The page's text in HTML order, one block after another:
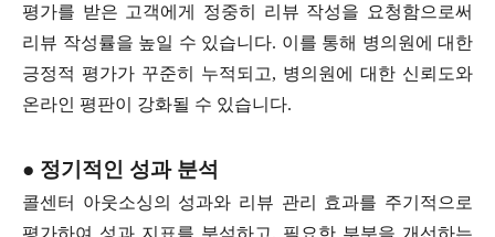
평가를 받은 고객에게 정중히 리뷰 작성을 요청함으로써
리뷰 작성률을 높일 수 있습니다. 이를 통해 병의원에 대한
긍정적 평가가 꾸준히 누적되고, 병의원에 대한 신뢰도와
온라인 평판이 강화될 수 있습니다.
● 정기적인 성과 분석
콜센터 아웃소싱의 성과와 리뷰 관리 효과를 주기적으로
평가하여 성과 지표를 분석하고, 필요한 부분을 개선하는